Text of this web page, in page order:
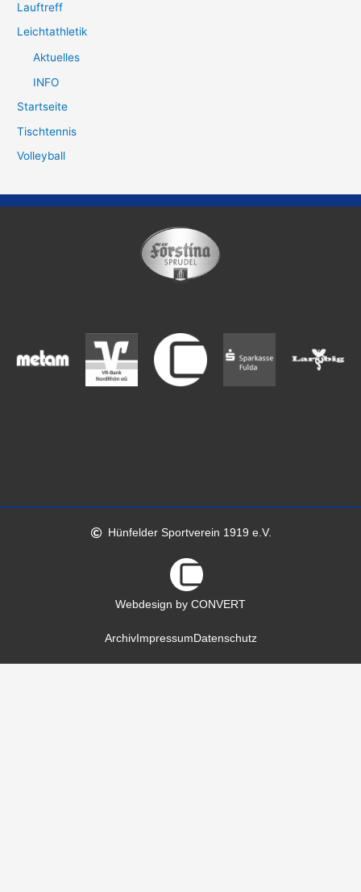
Lauftreff
Leichtathletik
Aktuelles
INFO
Startseite
Tischtennis
Volleyball
Hünfelder Sportverein 1919 e.V.
Webdesign by CONVERT
ArchivImpressum Datenschutz